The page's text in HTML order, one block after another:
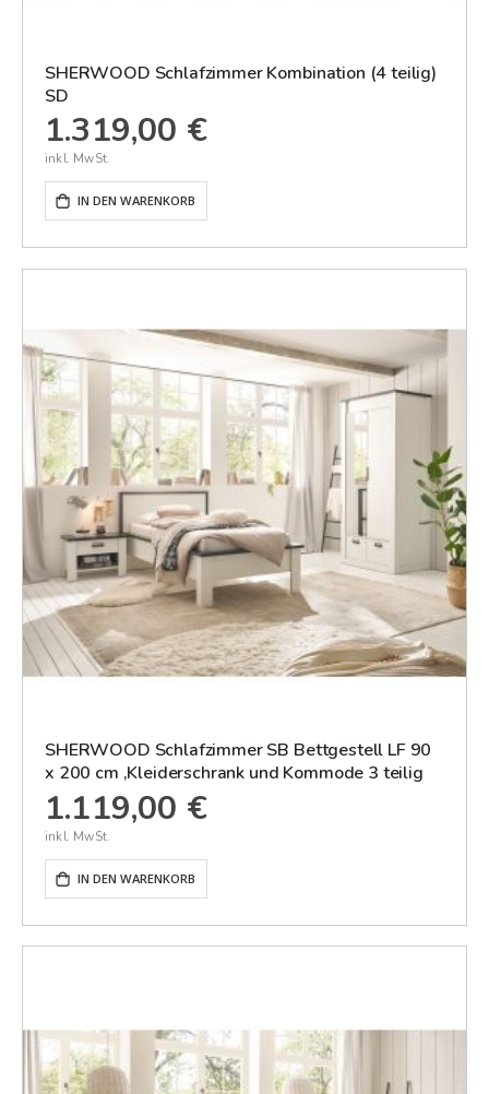
SHERWOOD Schlafzimmer Kombination (4 teilig)
SD
1.319,00 €
IN DEN WARENKORB
SHERWOOD Schlafzimmer SB Bettgestell LF 90
x 200 cm ,Kleiderschrank und Kommode 3 teilig
1.119,00 €
IN DEN WARENKORB